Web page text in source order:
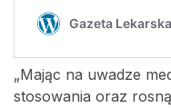
„Mając na uwadze
stosowania oraz